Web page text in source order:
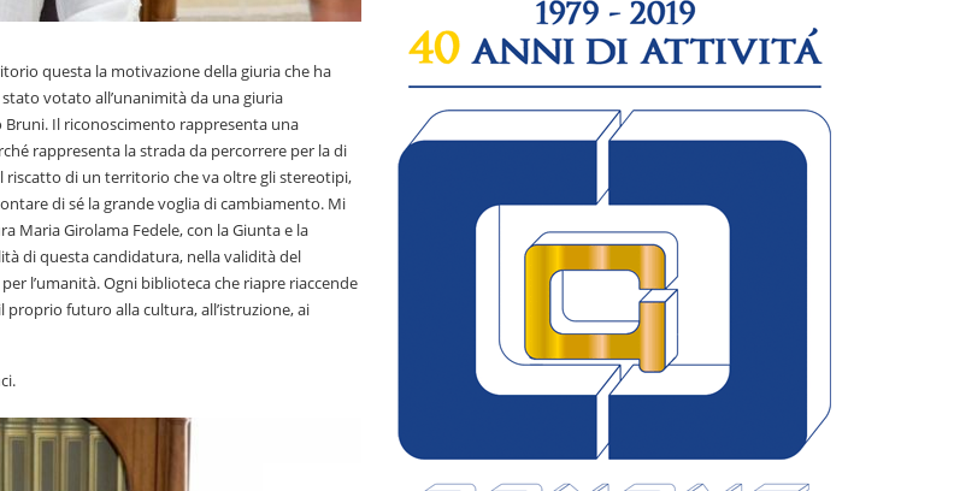
questa la motivazione della giuria che ha
votato all’unanimità da una giuria
Il riconoscimento rappresenta una
rappresenta la strada da percorrere per la di
riscatto di un territorio che va oltre gli stereotipi,
di sé la grande voglia di cambiamento. Mi
Maria Girolama Fedele, con la Giunta e la
di questa candidatura, nella validità del
l’umanità. Ogni biblioteca che riapre riaccende
futuro alla cultura, all’istruzione, ai